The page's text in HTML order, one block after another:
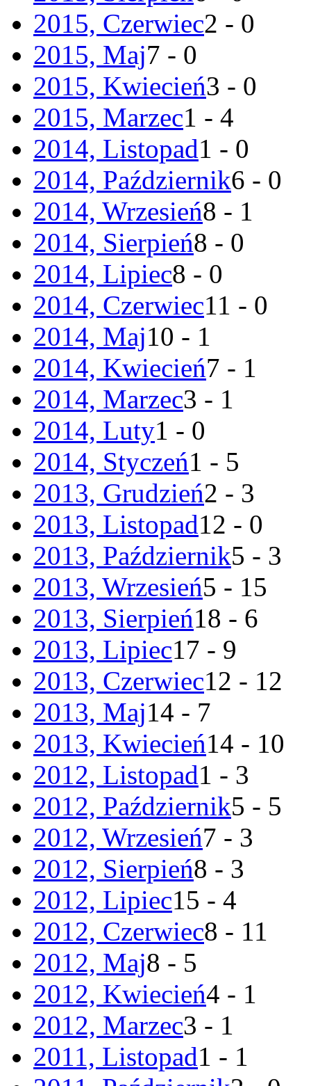
2015, Czerwiec2 - 0
2015, Maj7 - 0
2015, Kwiecień3 - 0
2015, Marzec1 - 4
2014, Listopad1 - 0
2014, Październik6 - 0
2014, Wrzesień8 - 1
2014, Sierpień8 - 0
2014, Lipiec8 - 0
2014, Czerwiec11 - 0
2014, Maj10 - 1
2014, Kwiecień7 - 1
2014, Marzec3 - 1
2014, Luty1 - 0
2014, Styczeń1 - 5
2013, Grudzień2 - 3
2013, Listopad12 - 0
2013, Październik5 - 3
2013, Wrzesień5 - 15
2013, Sierpień18 - 6
2013, Lipiec17 - 9
2013, Czerwiec12 - 12
2013, Maj14 - 7
2013, Kwiecień14 - 10
2012, Listopad1 - 3
2012, Październik5 - 5
2012, Wrzesień7 - 3
2012, Sierpień8 - 3
2012, Lipiec15 - 4
2012, Czerwiec8 - 11
2012, Maj8 - 5
2012, Kwiecień4 - 1
2012, Marzec3 - 1
2011, Listopad1 - 1